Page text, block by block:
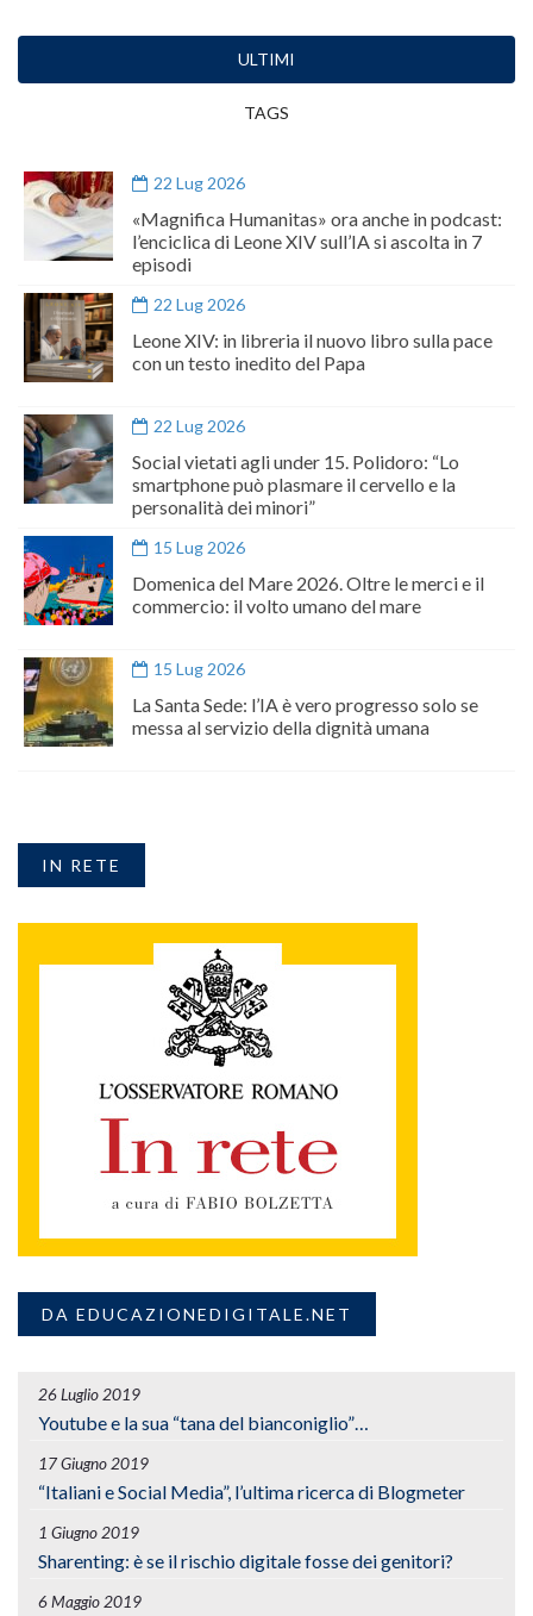
ULTIMI
TAGS
22 Lug 2026
«Magnifica Humanitas» ora anche in podcast:
l’enciclica di Leone XIV sull’IA si ascolta in 7
episodi
22 Lug 2026
Leone XIV: in libreria il nuovo libro sulla pace
con un testo inedito del Papa
22 Lug 2026
Social vietati agli under 15. Polidoro: “Lo
smartphone può plasmare il cervello e la
personalità dei minori”
15 Lug 2026
Domenica del Mare 2026. Oltre le merci e il
commercio: il volto umano del mare
15 Lug 2026
La Santa Sede: l’IA è vero progresso solo se
messa al servizio della dignità umana
IN RETE
DA EDUCAZIONEDIGITALE.NET
26 Luglio 2019
Youtube e la sua “tana del bianconiglio”…
17 Giugno 2019
“Italiani e Social Media”, l’ultima ricerca di Blogmeter
1 Giugno 2019
Sharenting: è se il rischio digitale fosse dei genitori?
6 Maggio 2019